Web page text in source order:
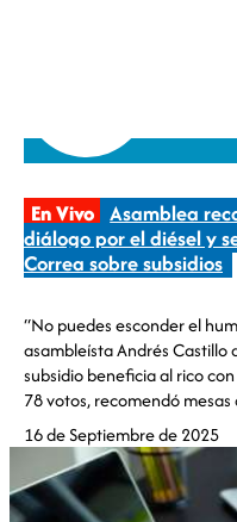
En Vivo Asamblea
diálogo por el diésel y
Correa sobre subsidios
“No puedes esconder el
asambleísta Andrés
subsidio beneficia al rico
78 votos, recomendó
16 de Septiembre de 2025